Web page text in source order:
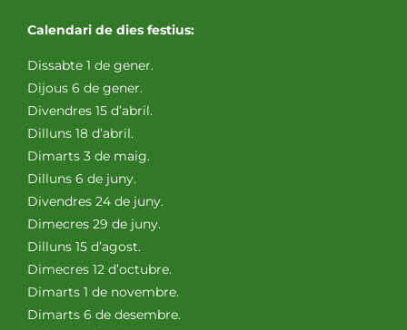
Calendari de dies festius:
Dissabte 1 de gener.
Dijous 6 de gener.
Divendres 15 d’abril.
Dilluns 18 d’abril.
Dimarts 3 de maig.
Dilluns 6 de juny.
Divendres 24 de juny.
Dimecres 29 de juny.
Dilluns 15 d’agost.
Dimecres 12 d’octubre.
Dimarts 1 de novembre.
Dimarts 6 de desembre.